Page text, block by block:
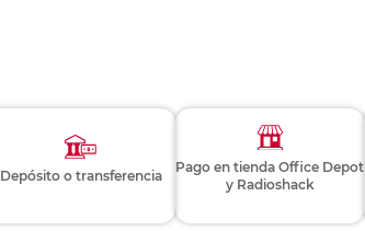
Depósito o transferencia
Pago en tienda Office Depot
y Radioshack